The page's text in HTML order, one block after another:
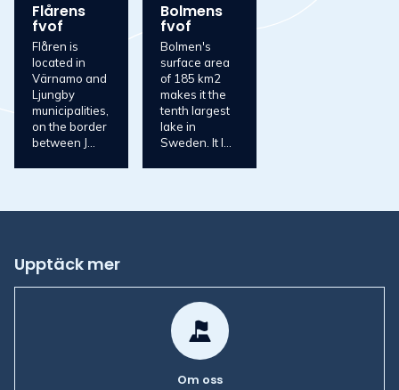
Flårens
fvof
Flåren is
located in
Värnamo and
Ljungby
municipalities,
on the border
between J...
Bolmens
fvof
Bolmen's
surface area
of 185 km2
makes it the
tenth largest
lake in
Sweden. It l...
Upptäck mer
Om oss